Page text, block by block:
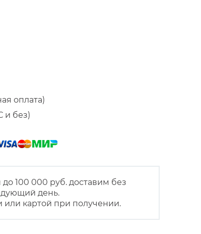
оплата)
и без)
100 000 руб. доставим без
день.
картой при получении.